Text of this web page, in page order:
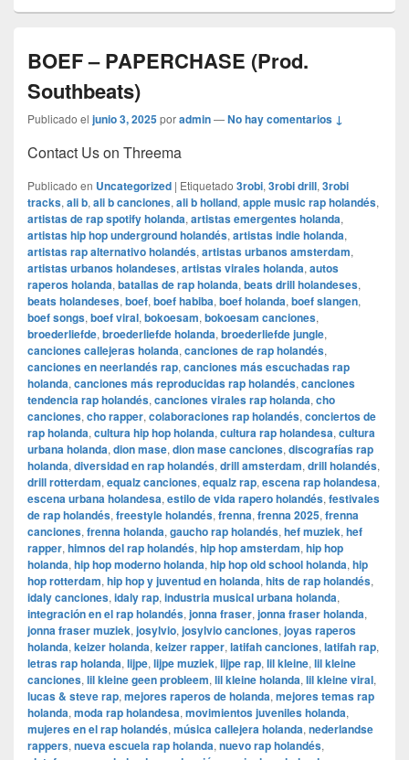
BOEF – PAPERCHASE (Prod.
Southbeats)
Publicado el junio 3, 2025poradmin—No hay comentarios ↓
Contact Us on Threema
Publicado en Uncategorized | Etiquetado 3robi, 3robi drill, 3robi
tracks, ali b, ali b canciones, ali b holland, apple music rap holandés,
artistas de rap spotify holanda, artistas emergentes holanda,
artistas hip hop underground holandés, artistas indie holanda,
artistas rap alternativo holandés, artistas urbanos amsterdam,
artistas urbanos holandeses, artistas virales holanda, autos
raperos holanda, batallas de rap holanda, beats drill holandeses,
beats holandeses, boef, boef habiba, boef holanda, boef slangen,
boef songs, boef viral, bokoesam, bokoesam canciones,
broederliefde, broederliefde holanda, broederliefde jungle,
canciones callejeras holanda, canciones de rap holandés,
canciones en neerlandés rap, canciones más escuchadas rap
holanda, canciones más reproducidas rap holandés, canciones
tendencia rap holandés, canciones virales rap holanda, cho
canciones, cho rapper, colaboraciones rap holandés, conciertos de
rap holanda, cultura hip hop holanda, cultura rap holandesa, cultura
urbana holanda, dion mase, dion mase canciones, discografías rap
holanda, diversidad en rap holandés, drill amsterdam, drill holandés,
drill rotterdam, equalz canciones, equalz rap, escena rap holandesa,
escena urbana holandesa, estilo de vida rapero holandés, festivales
de rap holandés, freestyle holandés, frenna, frenna 2025, frenna
canciones, frenna holanda, gaucho rap holandés, hef muziek, hef
rapper, himnos del rap holandés, hip hop amsterdam, hip hop
holanda, hip hop moderno holanda, hip hop old school holanda, hip
hop rotterdam, hip hop y juventud en holanda, hits de rap holandés,
idaly canciones, idaly rap, industria musical urbana holanda,
integración en el rap holandés, jonna fraser, jonna fraser holanda,
jonna fraser muziek, josylvio, josylvio canciones, joyas raperos
holanda, keizer holanda, keizer rapper, latifah canciones, latifah rap,
letras rap holanda, lijpe, lijpe muziek, lijpe rap, lil kleine, lil kleine
canciones, lil kleine geen probleem, lil kleine holanda, lil kleine viral,
lucas & steve rap, mejores raperos de holanda, mejores temas rap
holanda, moda rap holandesa, movimientos juveniles holanda,
mujeres en el rap holandés, música callejera holanda, nederlandse
rappers, nueva escuela rap holanda, nuevo rap holandés,